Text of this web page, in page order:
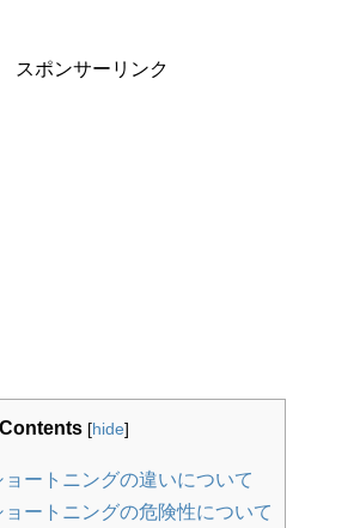
スポンサーリンク
Contents [hide]
ートニングの違いについて
ートニングの危険性について